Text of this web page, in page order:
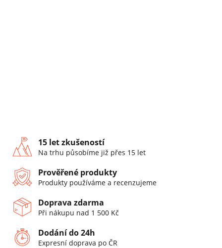
15 let zkušeností
Na trhu působíme již přes 15 let
Prověřené produkty
Produkty používáme a recenzujeme
Doprava zdarma
Při nákupu nad 1 500 Kč
Dodání do 24h
Expresní doprava po ČR